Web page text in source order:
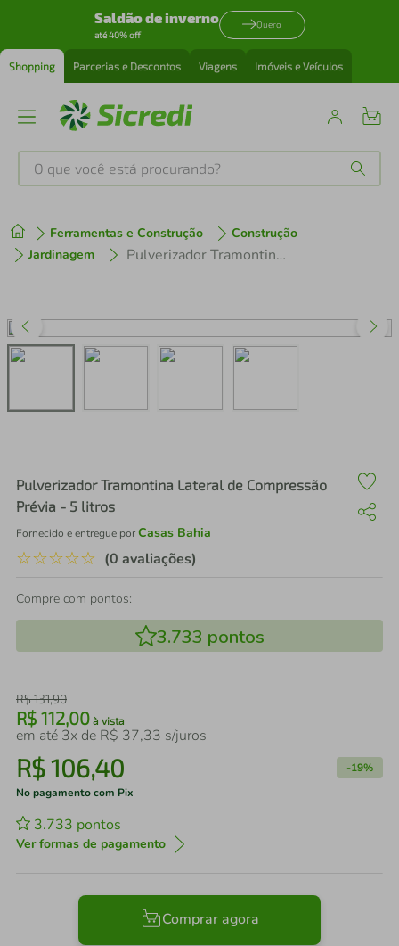
Saldão de inverno
até 40% off
Quero
Shopping Parcerias e Descontos Viagens Imóveis e Veículos
O que você está procurando?
Ferramentas e Construção
Construção
Jardinagem
Pulverizador Tramontina Lateral de Compressão Prévia - 5 litros
Pulverizador Tramontina Lateral de Compressão
Prévia - 5 litros
Fornecido e entregue porCasas Bahia
☆☆☆☆☆ (0 avaliações)
Compre com pontos:
3.733 pontos
R$131,90
R$ 112,00 à vista
em até 3x de R$ 37,33 s/juros
R$106,40 -19%
No pagamento com Pix
3.733 pontos
Ver formas de pagamento
Comprar agora
1º tenis
3º perfume